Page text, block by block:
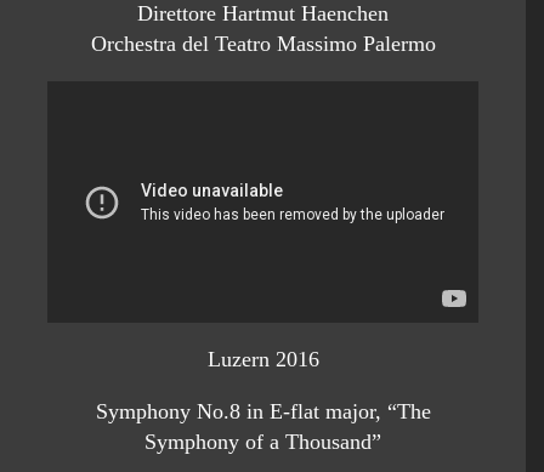
Direttore Hartmut Haenchen
Orchestra del Teatro Massimo Palermo
Luzern 2016
Symphony No.8 in E-flat major, “The
Symphony of a Thousand”